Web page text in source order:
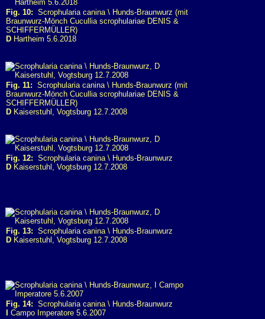
Fig. 10: Scrophularia canina \ Hunds-Braunwurz (mit
Braunwurz-Mönch Cucullia scrophulariae DENIS &
SCHIFFERMÜLLER)
D Hartheim 5.6.2018
Fig. 11: Scrophularia canina \ Hunds-Braunwurz (mit
Braunwurz-Mönch Cucullia scrophulariae DENIS &
SCHIFFERMÜLLER)
D Kaiserstuhl, Vogtsburg 12.7.2008
Fig. 12: Scrophularia canina \ Hunds-Braunwurz
D Kaiserstuhl, Vogtsburg 12.7.2008
Fig. 13: Scrophularia canina \ Hunds-Braunwurz
D Kaiserstuhl, Vogtsburg 12.7.2008
Fig. 14: Scrophularia canina \ Hunds-Braunwurz
Campo Imperatore 5.6.2007